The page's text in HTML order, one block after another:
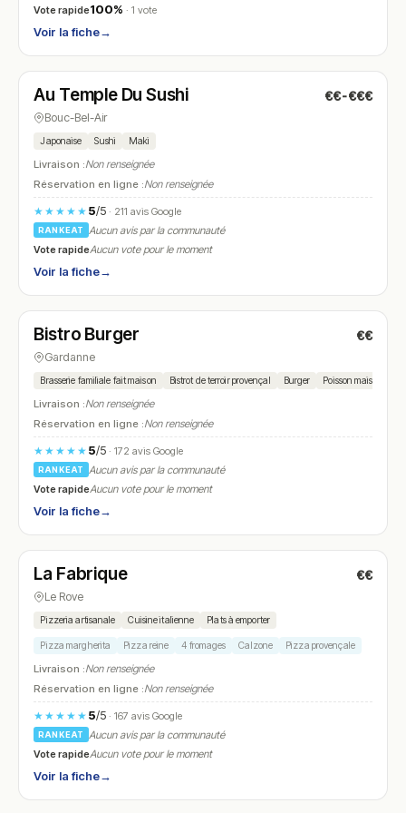
Vote rapide100% · 1 vote
Voir la fiche→
N° 5
Au Temple Du Sushi €€-€€€
Bouc-Bel-Air
Japonaise Sushi Maki
Livraison :Non renseignée
Réservation en ligne :Non renseignée
★★★★★ 5/5· 211 avis Google
RANKEAT
Aucun avis par la communauté
Vote rapideAucun vote pour le moment
Voir la fiche→
N° 6
Bistro Burger €€
Gardanne
Brasserie familiale fait maison Bistrot de terroir provençal Burger Poisson maison
Livraison :Non renseignée
Réservation en ligne :Non renseignée
★★★★★ 5/5· 172 avis Google
RANKEAT
Aucun avis par la communauté
Vote rapideAucun vote pour le moment
Voir la fiche→
N° 7
La Fabrique €€
Le Rove
Pizzeria artisanale Cuisine italienne Plats à emporter
Pizza margherita Pizza reine 4 fromages Calzone Pizza provençale
Livraison :Non renseignée
Réservation en ligne :Non renseignée
★★★★★ 5/5· 167 avis Google
RANKEAT
Aucun avis par la communauté
Vote rapideAucun vote pour le moment
Voir la fiche→